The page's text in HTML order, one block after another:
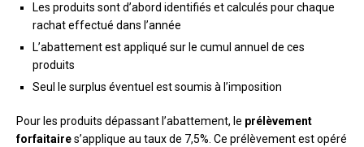
Les produits sont d’abord identifiés et calculés pour chaque
rachat effectué dans l’année
L’abattement est appliqué sur le cumul annuel de ces
produits
Seul le surplus éventuel est soumis à l’imposition
Pour les produits dépassant l’abattement, le prélèvement
forfaitaires’applique au taux de 7,5%. Ce prélèvement est opéré